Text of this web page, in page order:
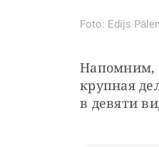
Foto: Edijs
Напомним,
крупная
в девяти